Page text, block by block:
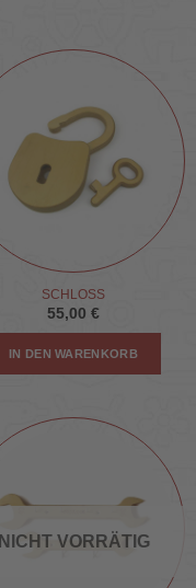
SCHLOSS
55,00 €
IN DEN WARENKORB
NICHT VORRÄTIG